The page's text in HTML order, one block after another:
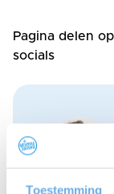
Toestemming
Pagina delen op
socials